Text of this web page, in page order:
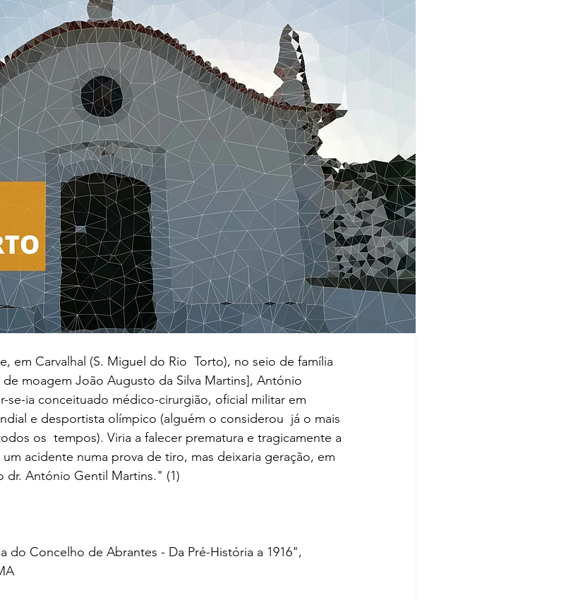
em Carvalhal (S. Miguel do Rio  Torto), no seio de família
moagem João Augusto da Silva Martins], António
se-ia conceituado médico-cirurgião, oficial militar em
e desportista olímpico (alguém o considerou  já o mais
os  tempos). Viria a falecer prematura e tragicamente a
acidente numa prova de tiro, mas deixaria geração, em
dr. António Gentil Martins." (1)
do Concelho de Abrantes - Da Pré-História a 1916",